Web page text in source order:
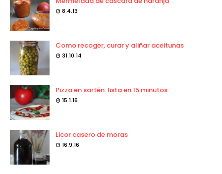
8.4.13
Como recoger, curar y aliñar aceitunas
31.10.14
Pizza en sartén: lista en 15 minutos
15.1.16
Licor casero de moras
16.9.16